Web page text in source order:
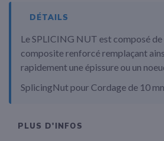
DÉTAILS
Le SPLICING NUT est composé de
composite renforcé remplaçant
rapidement une épissure ou un
SplicingNut pour Cordage de 10
PLUS D'INFOS